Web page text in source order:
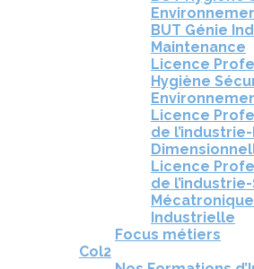
BUT Génie
Maintenance
Licence
Hygiène
Licence
de
Licence
de
Industrielle
Focus métiers
Col2